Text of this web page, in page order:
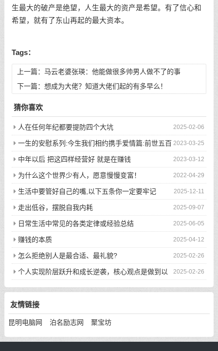
生最大的破产是绝望，人生最大的资产是希望。有了信心和
希望，就有了东山再起的最大资本。
Tags：
上一篇： 马云老婆张瑛：他能做很多帅男人做不了的事
下一篇： 想成为大佬？知道大佬们起的有多早么！
猜你喜欢
2025-02-06
人在任何年纪都要提防四个大坑
2023-03-25
一生的安慰系列:今生我们相约携手爱情篇:前世五百
次的回眸才换来今生的相遇
2023-03-12
中年以后 把这四样经营好 就是在赚钱
2022-04-29
为什么这个世界少有人，愿意慢慢变富！
2025-12-11
生活中要管好自己的嘴,以下五条你一定要牢记
2025-09-07
走出低谷，摆脱自我内耗
2025-06-05
日常生活中常见的各类定律或经验总结
2025-04-12
赚钱的本质
2025-02-26
怎么拒绝别人是最合适、最礼貌?
2025-02-26
个人实现阶层跃升和成长逆袭，核心观点是做到以
下八件事
友情链接
昆明电脑网 泊名励志网 聚宝坊